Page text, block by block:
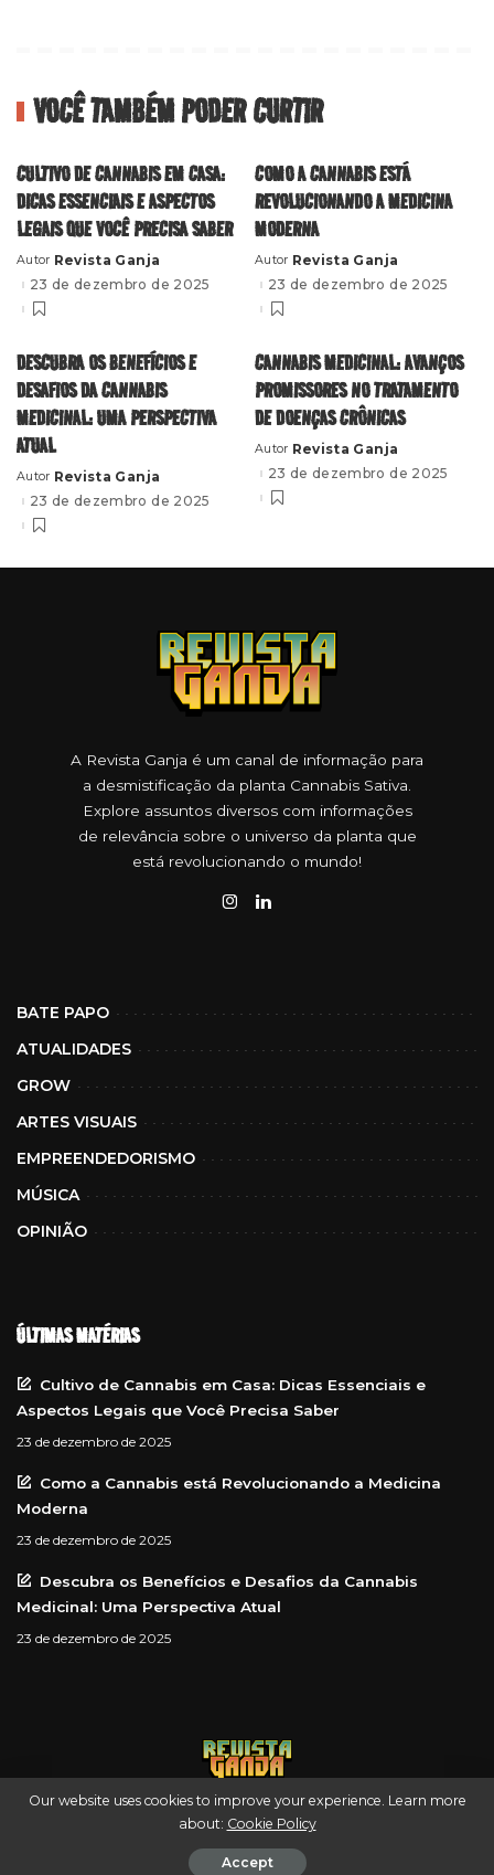
VOCÊ TAMBÉM PODER CURTIR
CULTIVO DE CANNABIS EM CASA:
DICAS ESSENCIAIS E ASPECTOS
LEGAIS QUE VOCÊ PRECISA SABER
Posted
by
Autor Revista Ganja
23 de dezembro de 2025
COMO A CANNABIS ESTÁ
REVOLUCIONANDO A MEDICINA
MODERNA
Posted
by
Autor Revista Ganja
23 de dezembro de 2025
DESCUBRA OS BENEFÍCIOS E
DESAFIOS DA CANNABIS
MEDICINAL: UMA PERSPECTIVA
ATUAL
Posted
by
Autor Revista Ganja
23 de dezembro de 2025
CANNABIS MEDICINAL: AVANÇOS
PROMISSORES NO TRATAMENTO
DE DOENÇAS CRÔNICAS
Posted
by
Autor Revista Ganja
23 de dezembro de 2025
A Revista Ganja é um canal de informação para
a desmistificação da planta Cannabis Sativa.
Explore assuntos diversos com informações
de relevância sobre o universo da planta que
está revolucionando o mundo!
BATE PAPO
ATUALIDADES
GROW
ARTES VISUAIS
EMPREENDEDORISMO
MÚSICA
OPINIÃO
ÚLTIMAS MATÉRIAS
Cultivo de Cannabis em Casa: Dicas Essenciais e
Aspectos Legais que Você Precisa Saber
23 de dezembro de 2025
Como a Cannabis está Revolucionando a Medicina
Moderna
23 de dezembro de 2025
Descubra os Benefícios e Desafios da Cannabis
Medicinal: Uma Perspectiva Atual
23 de dezembro de 2025
© Revista Ganja — Uma empresa Green Scale
Our website uses cookies to improve your experience. Learn more
about: Cookie Policy
Accept